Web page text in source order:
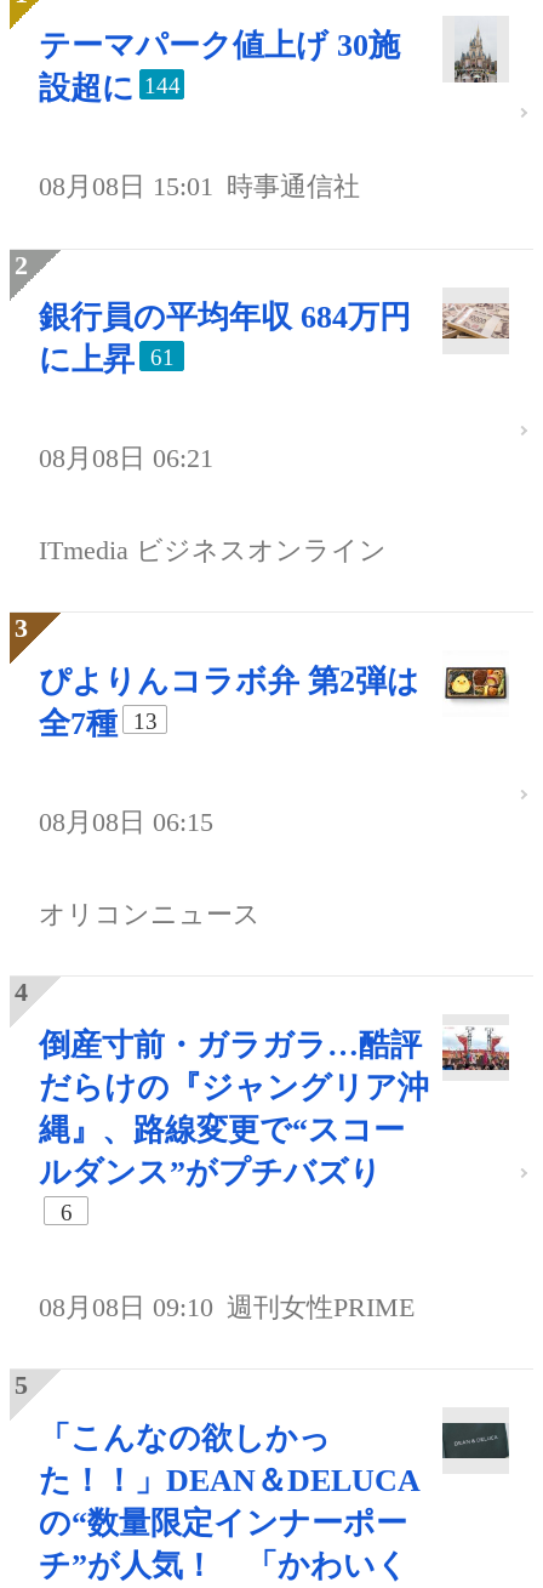
テーマパーク値上げ 30施
設超に 144
08月08日 15:01 時事通信社
銀行員の平均年収 684万円
に上昇
61
08月08日 06:21
ITmedia ビジネスオンライン
ぴよりんコラボ弁 第2弾は
全7種
13
08月08日 06:15
オリコンニュース
倒産寸前・ガラガラ…酷評
だらけの『ジャングリア沖
縄』、路線変更で“スコー
ルダンス”がプチバズり
6
08月08日 09:10 週刊女性PRIME
「こんなの欲しかっ
た！！」DEAN＆DELUCA
の“数量限定インナーポー
チ”が人気！ 「かわいく